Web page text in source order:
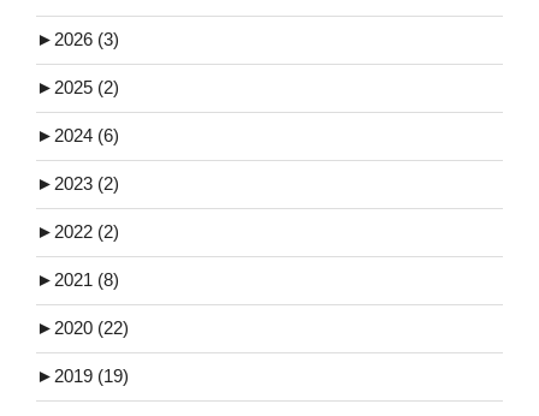
►2026 (3)
►2025 (2)
►2024 (6)
►2023 (2)
►2022 (2)
►2021 (8)
►2020 (22)
►2019 (19)